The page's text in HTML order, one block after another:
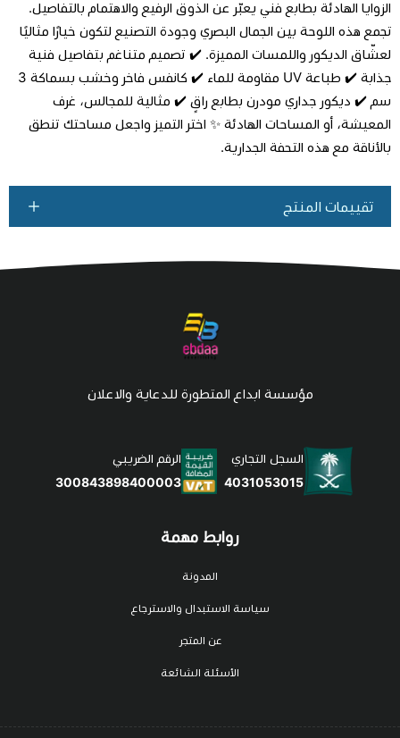
الزوايا الهادئة بطابع فني يعبّر عن الذوق الرفيع والاهتمام بالتفاصيل.
تجمع هذه اللوحة بين الجمال البصري وجودة التصنيع لتكون خيارًا مثاليًا
لعشّاق الديكور واللمسات المميزة. ✔️ تصميم متناغم بتفاصيل فنية
جذابة ✔️ طباعة UV مقاومة للماء ✔️ كانفس فاخر وخشب بسماكة 3
سم ✔️ ديكور جداري مودرن بطابع راقٍ ✔️ مثالية للمجالس، غرف
المعيشة، أو المساحات الهادئة ✨ اختر التميز واجعل مساحتك تنطق
بالأناقة مع هذه التحفة الجدارية.
تقييمات المنتج
روابط مهمة
المدونة
سياسة الاستبدال والاسترجاع
عن المتجر
الأسئلة الشائعة
مؤسسة ابداع المتطورة للدعاية والاعلان
السجل التجاري
4031053015
الرقم الضريبي
300843898400003